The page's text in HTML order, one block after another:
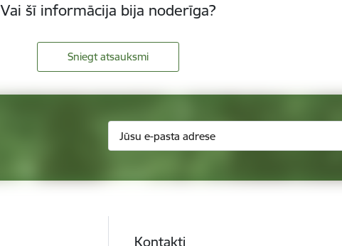
Vai šī informācija bija noderīga?
Sniegt atsauksmi
Kontakti